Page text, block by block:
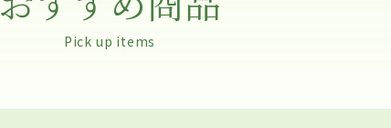
Pick up items